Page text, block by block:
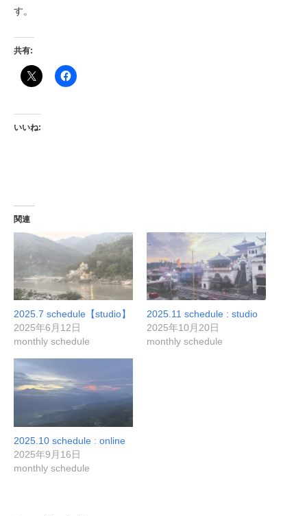
す。
共有:
いいね:
関連
2025.7 schedule【studio】
2025年6月12日
monthly schedule
2025.11 schedule : studio
2025年10月20日
monthly schedule
2025.10 schedule : online
2025年9月16日
monthly schedule